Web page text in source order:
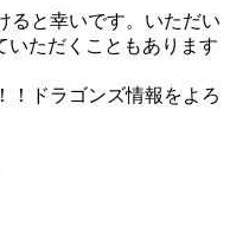
ると幸いです。いただい
いただくこともあります
！ドラゴンズ情報をよろ